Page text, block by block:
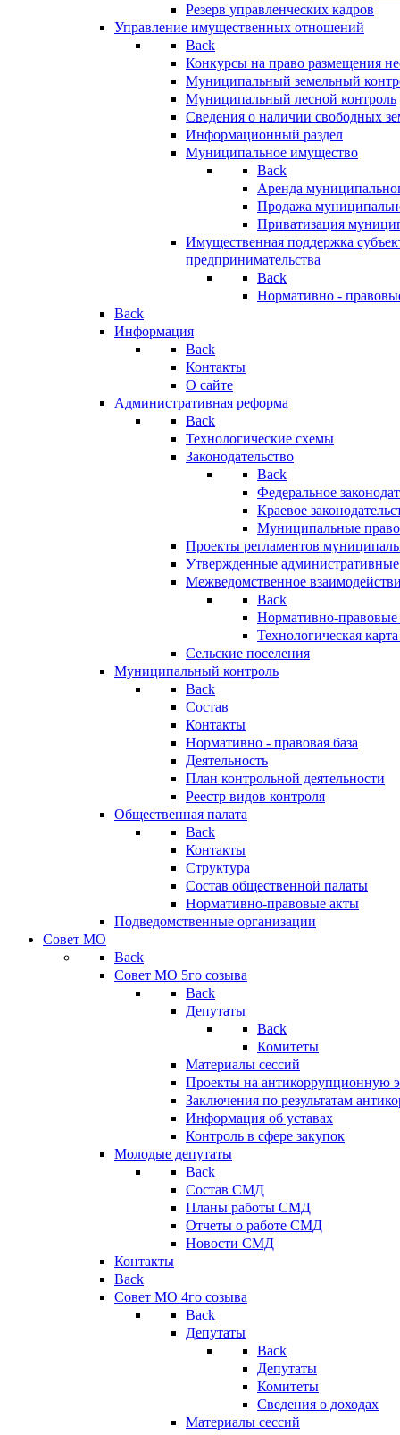
Резерв управленческих кадров
Управление имущественных отношений
Back
Конкурсы на право размещения
Муниципальный земельный
Муниципальный лесной контроль
Сведения о наличии свободных
Информационный раздел
Муниципальное имущество
Back
Аренда
Продажа
Приватизация
Имущественная поддержка
предпринимательства
Back
Нормативно -
Back
Информация
Back
Контакты
О сайте
Административная реформа
Back
Технологические схемы
Законодательство
Back
Федеральное
Краевое
Муниципальные
Проекты регламентов
Утвержденные
Межведомственное
Back
Нормативно-правовые
Технологическая
Сельские поселения
Муниципальный контроль
Back
Состав
Контакты
Нормативно - правовая база
Деятельность
План контрольной деятельности
Реестр видов контроля
Общественная палата
Back
Контакты
Структура
Состав общественной палаты
Нормативно-правовые акты
Подведомственные организации
Совет МО
Back
Совет МО 5го созыва
Back
Депутаты
Back
Комитеты
Материалы сессий
Проекты на антикоррупционную
Заключения по результатам
Информация об уставах
Контроль в сфере закупок
Молодые депутаты
Back
Состав СМД
Планы работы СМД
Отчеты о работе СМД
Новости СМД
Контакты
Back
Совет МО 4го созыва
Back
Депутаты
Back
Депутаты
Комитеты
Сведения о доходах
Материалы сессий